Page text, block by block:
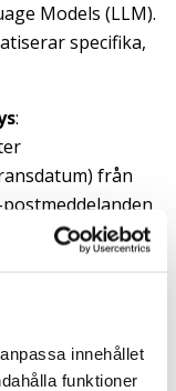
innehållet
funktioner
Models (LLM).
specifika,
:
från
fältvärden.